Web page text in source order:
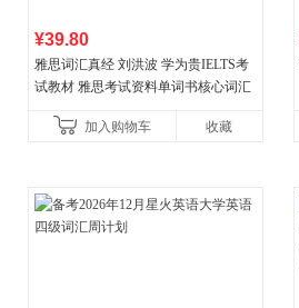
¥39.80
雅思词汇真经 刘洪波 学为贵IELTS考
试教材 雅思考试资料单词书核心词汇
加入购物车
收藏